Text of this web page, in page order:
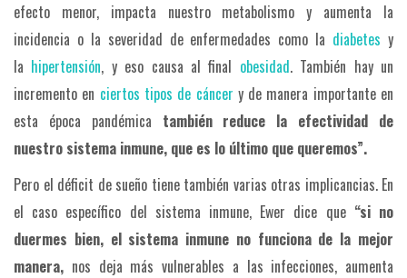
efecto menor, impacta nuestro metabolismo y aumenta la
incidencia o la severidad de enfermedades como la diabetesy
la hipertensión, y eso causa al final obesidad. También hay un
incremento en ciertos tipos de cáncer y de manera importante en
esta época pandémica también reduce la efectividad de
nuestro sistema inmune, que es lo último que queremos”.
Pero el déficit de sueño tiene también varias otras implicancias. En
el caso específico del sistema inmune, Ewer dice que “si no
duermes bien, el sistema inmune no funciona de la mejor
manera, nos deja más vulnerables a las infecciones, aumenta